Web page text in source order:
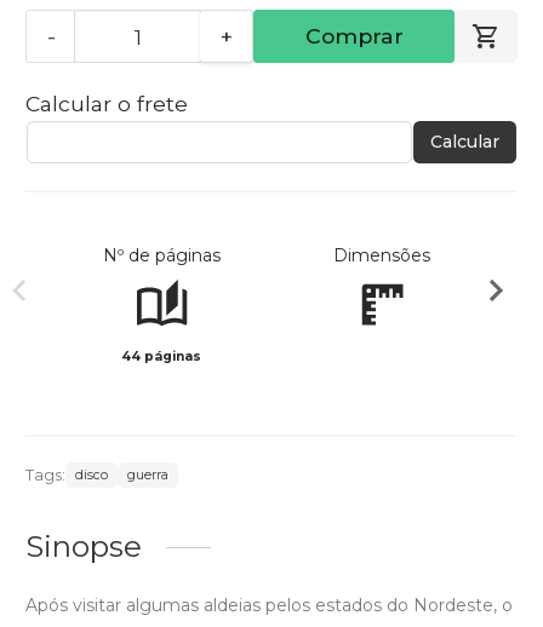
- + Comprar
Calcular o frete
Calcular
Nº de páginas
44 páginas
Dimensões
Tags: disco guerra
Sinopse
Após visitar algumas aldeias pelos estados do Nordeste, o